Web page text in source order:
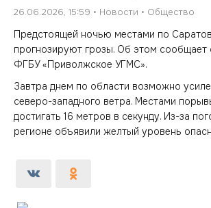
26.06.2026, 15:59 Новости Общество
Предстоящей ночью местами по
прогнозируют грозы. Об этом сообщает
ФГБУ «Приволжское УГМС».
Завтра днем по области возможно
северо-западного ветра. Местами
достигать 16 метров в секунду. Из-за
регионе объявили желтый уровень